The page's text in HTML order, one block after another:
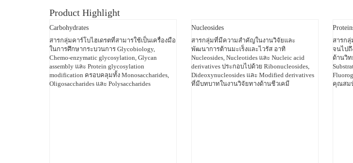
Product Highlight
Carbohydrates
สารกลุ่มคาร์โบไฮเดรตที่สามารใช้เป็นเครื่องมือ
ในการศึกษากระบวนการ Glycobiology,
Chemo-enzymatic glycosylation, Glycan
assembly และ Protein glycosylation
modification ครอบคลุมทั้ง Monosaccharides,
Oligosaccharides และ Polysaccharides
Nucleosides
สารกลุ่มที่มีความสำคัญในงานวิจัยและ
พัฒนาการต้านมะเร็งและไวรัส อาทิ
Nucleosides, Nucleotides และ Nucleic acid
derivatives ประกอบไปด้วย Ribonucleosides,
Dideoxynucleosides และ Modified derivatives
ที่มีบทบาทในงานวิจัยทางด้านชีวเคมี
สารกลุ่
จนไปถึ
ด้านวิท
คุณสม